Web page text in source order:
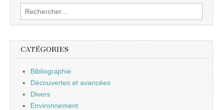
Rechercher :
CATÉGORIES
Bibliographie
Découvertes et avancées
Divers
Environnement